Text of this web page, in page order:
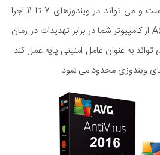
های ویندوزی ساخته شده است و می تواند در ویندوزهای 7 تا 11 اجرا
شود. نسخه رایگان Adaware از کامپیوتر شما در برابر تهدیدات در زمان
به عنوان عامل امنیتی پایه عمل کند.
ویندوزی محدود می شود.